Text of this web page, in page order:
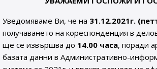
Уведомяваме Ви, че на 31.12.2021г.
получаването на кореспонденция в
ще се извършва до 14.00 часа, поради
базата данни в Административно-